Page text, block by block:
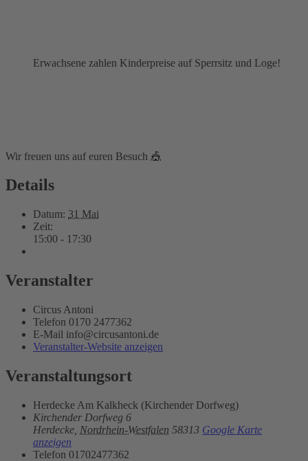
Erwachsene zahlen Kinderpreise auf Sperrsitz und Loge!
Wir freuen uns auf euren Besuch 🎪
Details
Datum: 31 Mai
Zeit:
15:00 - 17:30
Veranstalter
Circus Antoni
Telefon 0170 2477362
E-Mail info@circusantoni.de
Veranstalter-Website anzeigen
Veranstaltungsort
Herdecke Am Kalkheck (Kirchender Dorfweg)
Kirchender Dorfweg 6
Herdecke Nordrhein-Westfalen 58313 Google Karte
anzeigen
Telefon 01702477362